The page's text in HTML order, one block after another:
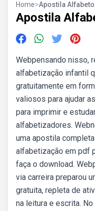
Home>Apostila
Apostila
Webpensando nisso,
alfabetização infantil
gratuitamente em
valiosos para ajudar
para imprimir e
alfabetizadores.
uma apostila
alfabetização em pdf
faça o download.
via carreira preparou
gratuita, repleta de
na leitura e escrita.